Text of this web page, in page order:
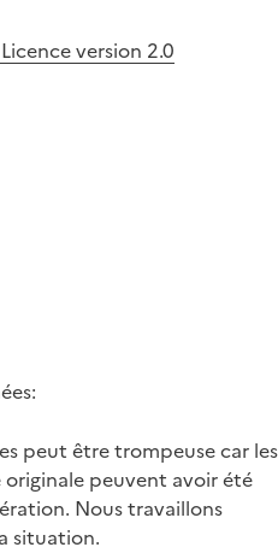
version 2.0
peut être trompeuse car les
peuvent avoir été
Nous travaillons
situation.